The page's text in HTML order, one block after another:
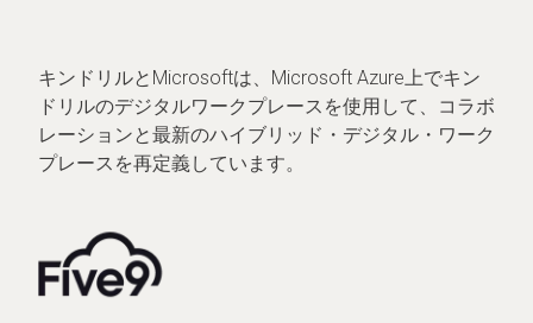
キンドリルとMicrosoftは、Microsoft Azure上でキン
ドリルのデジタルワークプレースを使用して、コラボ
レーションと最新のハイブリッド・デジタル・ワーク
プレースを再定義しています。